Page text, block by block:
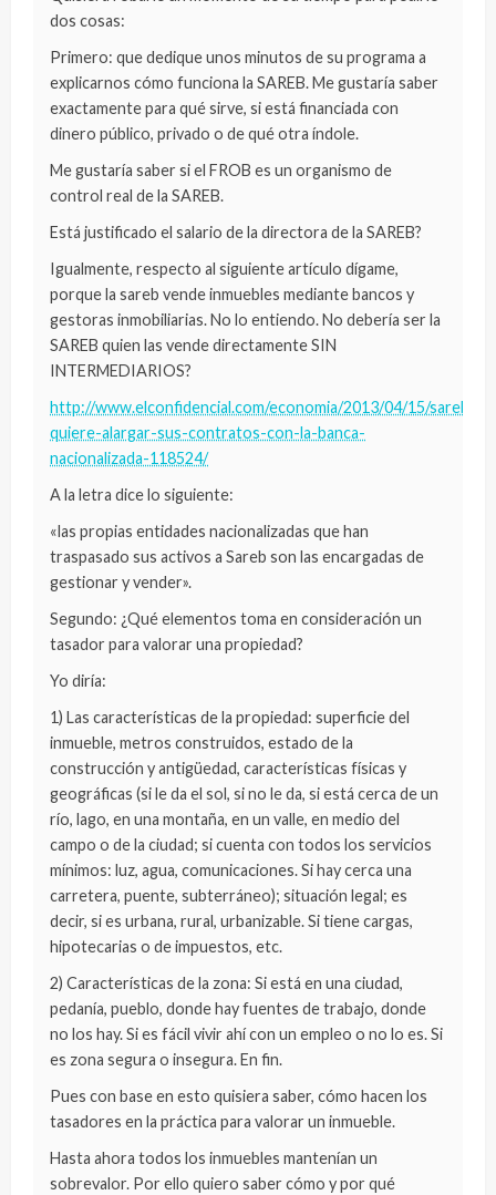
dos cosas:
Primero: que dedique unos minutos de su programa a
explicarnos cómo funciona la SAREB. Me gustaría saber
exactamente para qué sirve, si está financiada con
dinero público, privado o de qué otra índole.
Me gustaría saber si el FROB es un organismo de
control real de la SAREB.
Está justificado el salario de la directora de la SAREB?
Igualmente, respecto al siguiente artículo dígame,
porque la sareb vende inmuebles mediante bancos y
gestoras inmobiliarias. No lo entiendo. No debería ser la
SAREB quien las vende directamente SIN
INTERMEDIARIOS?
http://www.elconfidencial.com/economia/2013/04/15/sareb-
quiere-alargar-sus-contratos-con-la-banca-
nacionalizada-118524/
A la letra dice lo siguiente:
«las propias entidades nacionalizadas que han
traspasado sus activos a Sareb son las encargadas de
gestionar y vender».
Segundo: ¿Qué elementos toma en consideración un
tasador para valorar una propiedad?
Yo diría:
1) Las características de la propiedad: superficie del
inmueble, metros construidos, estado de la
construcción y antigüedad, características físicas y
geográficas (si le da el sol, si no le da, si está cerca de un
río, lago, en una montaña, en un valle, en medio del
campo o de la ciudad; si cuenta con todos los servicios
mínimos: luz, agua, comunicaciones. Si hay cerca una
carretera, puente, subterráneo); situación legal; es
decir, si es urbana, rural, urbanizable. Si tiene cargas,
hipotecarias o de impuestos, etc.
2) Características de la zona: Si está en una ciudad,
pedanía, pueblo, donde hay fuentes de trabajo, donde
no los hay. Si es fácil vivir ahí con un empleo o no lo es. Si
es zona segura o insegura. En fin.
Pues con base en esto quisiera saber, cómo hacen los
tasadores en la práctica para valorar un inmueble.
Hasta ahora todos los inmuebles mantenían un
sobrevalor. Por ello quiero saber cómo y por qué